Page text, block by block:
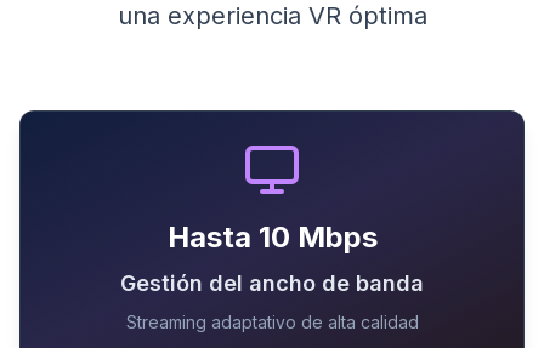
una experiencia VR óptima
Hasta 10 Mbps
Gestión del ancho de banda
Streaming adaptativo de alta calidad